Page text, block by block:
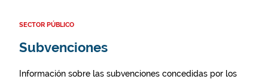
SECTOR PÚBLICO
Subvenciones
Información sobre las subvenciones concedidas por los